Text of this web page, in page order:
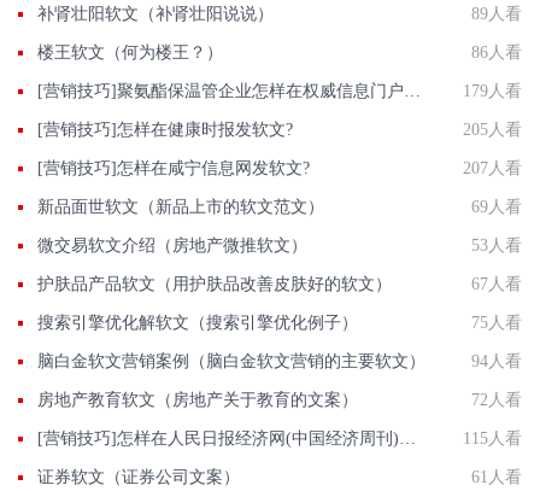
补肾壮阳软文（补肾壮阳说说） 89人看
楼王软文（何为楼王？） 86人看
[营销技巧]聚氨酯保温管企业怎样在权威信息门户网站发稿? 179人看
[营销技巧]怎样在健康时报发软文? 205人看
[营销技巧]怎样在咸宁信息网发软文? 207人看
新品面世软文（新品上市的软文范文） 69人看
微交易软文介绍（房地产微推软文） 53人看
护肤品产品软文（用护肤品改善皮肤好的软文） 67人看
搜索引擎优化解软文（搜索引擎优化例子） 75人看
脑白金软文营销案例（脑白金软文营销的主要软文） 94人看
房地产教育软文（房地产关于教育的文案） 72人看
[营销技巧]怎样在人民日报经济网(中国经济周刊)发软文? 115人看
证券软文（证券公司文案） 61人看